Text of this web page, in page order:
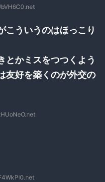
こういうのはほっこり
とかミスをつつくよう
友好を築くのが外交の